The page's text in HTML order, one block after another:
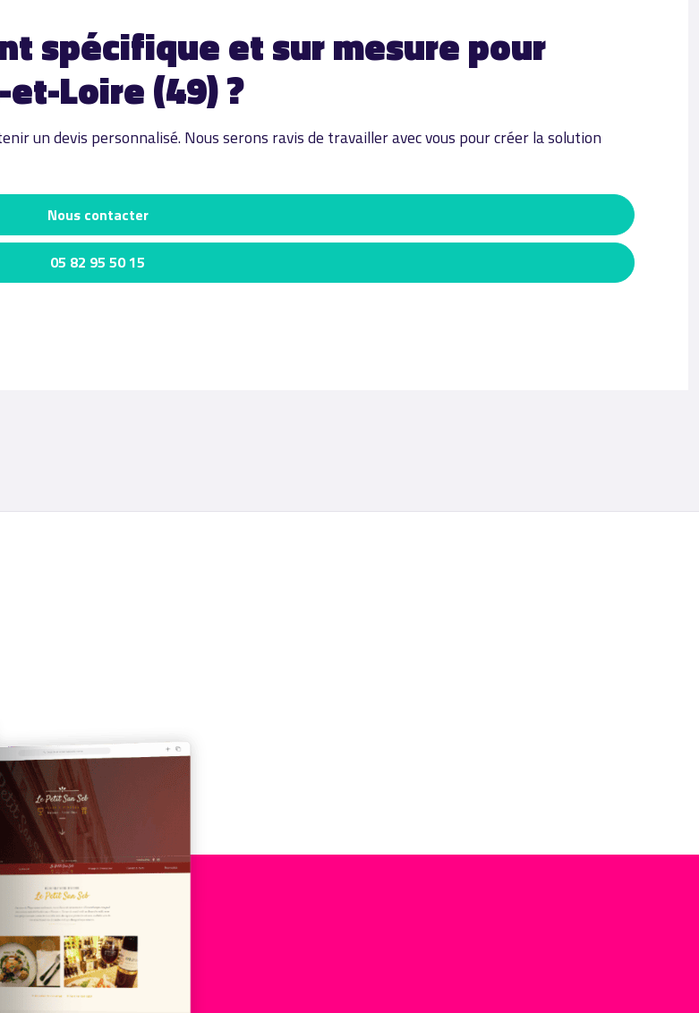
spécifique et sur mesure pour
Loire (49) ?
un devis personnalisé. Nous serons ravis de travailler avec vous pour créer la solution
Nous contacter
05 82 95 50 15